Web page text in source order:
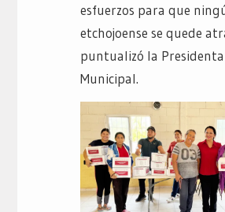
esfuerzos para que
etchojoense se quede
puntualizó la
Municipal.